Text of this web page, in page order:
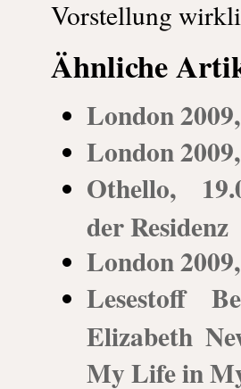
Vorstellung
Ähnliche
London
London
Othello,
der Residenz
London
Lesestoff
Elizabeth
My Life in